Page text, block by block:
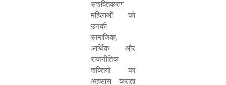
सशक्तिकरण
महिलाओं को
उनकी
सामाजिक,
आर्थिक और
राजनीतिक
शक्तियों का
अहसास कराता